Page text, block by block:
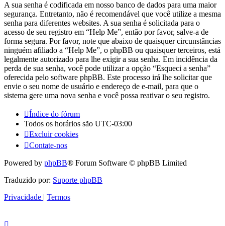
A sua senha é codificada em nosso banco de dados para uma maior
segurança. Entretanto, não é recomendável que você utilize a mesma
senha para diferentes websites. A sua senha é solicitada para o
acesso de seu registro em “Help Me”, então por favor, salve-a de
forma segura. Por favor, note que abaixo de quaisquer circunstâncias
ninguém afiliado a “Help Me”, o phpBB ou quaisquer terceiros, está
legalmente autorizado para lhe exigir a sua senha. Em incidência da
perda de sua senha, você pode utilizar a opção “Esqueci a senha”
oferecida pelo software phpBB. Este processo irá lhe solicitar que
envie o seu nome de usuário e endereço de e-mail, para que o
sistema gere uma nova senha e você possa reativar o seu registro.
Índice do fórum
Todos os horários são UTC-03:00
Excluir cookies
Contate-nos
Powered by phpBB® Forum Software © phpBB Limited
Traduzido por: Suporte phpBB
Privacidade | Termos